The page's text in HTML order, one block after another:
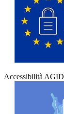
Accessibilità AGID